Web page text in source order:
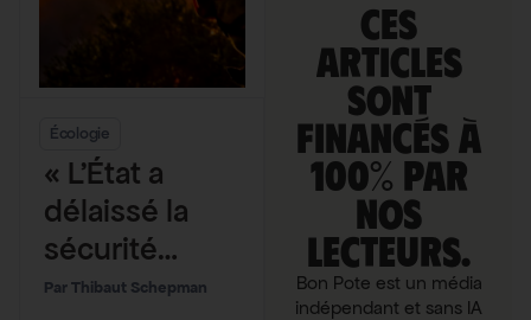
Écologie
« L’État a
délaissé la
sécurité
civile » : le cri
Thibaut Schepman
Ces
articles
sont
financés à
100% par
nos
lecteurs.
Bon Pote est un média
indépendant et sans IA